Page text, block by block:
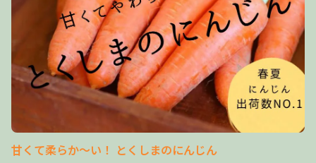
甘くて柔らか～い！ とくしまのにんじん